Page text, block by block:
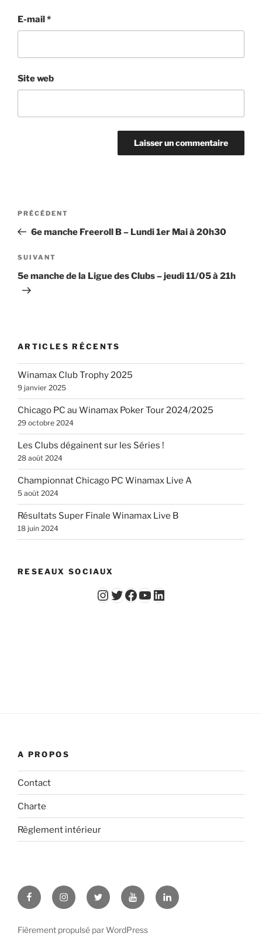
E-mail*
Site web
Navigation
l’article
Article
précédent
PRÉCÉDENT
6e manche Freeroll B – Lundi 1er Mai à 20h30
Article
suivant
SUIVANT
5e manche de la Ligue des Clubs – jeudi 11/05 à 21h
ARTICLES RÉCENTS
Winamax Club Trophy 2025
9 janvier 2025
Chicago PC au Winamax Poker Tour 2024/2025
29 octobre 2024
Les Clubs dégainent sur les Séries !
28 août 2024
Championnat Chicago PC Winamax Live A
5 août 2024
Résultats Super Finale Winamax Live B
18 juin 2024
RESEAUX SOCIAUX
Instagram
Twitter
Facebook
YouTube - Vidéos du Chicago Poker ClubLinkedIn
A PROPOS
Contact
Charte
Règlement intérieur
FacebookInstagramTwitter YouTubeLinkedIn
Fièrement propulsé par WordPress